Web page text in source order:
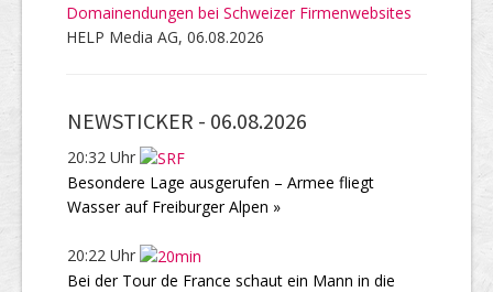
Domainendungen bei Schweizer Firmenwebsites
HELP Media AG, 06.08.2026
NEWSTICKER - 06.08.2026
20:32 Uhr
Besondere Lage ausgerufen – Armee fliegt
Wasser auf Freiburger Alpen »
20:22 Uhr
Bei der Tour de France schaut ein Mann in die